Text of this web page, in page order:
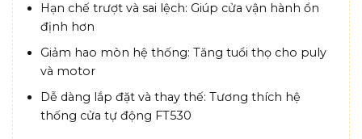
Hạn chế trượt và sai lệch: Giúp cửa vận hành ổn
định hơn
Giảm hao mòn hệ thống: Tăng tuổi thọ cho puly
và motor
Dễ dàng lắp đặt và thay thế: Tương thích hệ
thống cửa tự động FT530